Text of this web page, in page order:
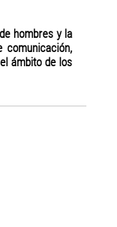
hombres y la
ámbito de los